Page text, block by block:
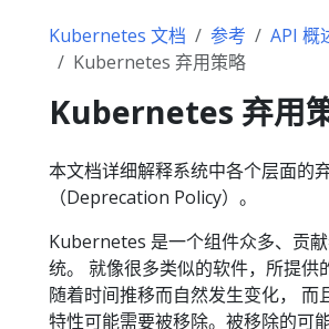
Kubernetes 文档 参考
API 概
Kubernetes 弃用策略
Kubernetes 弃用
本文档详细解释系统中各个层面的
（Deprecation Policy）。
Kubernetes 是一个组件众多、贡
统。 就像很多类似的软件，所提供
随着时间推移而自然发生变化， 而
特性可能需要被移除。被移除的可